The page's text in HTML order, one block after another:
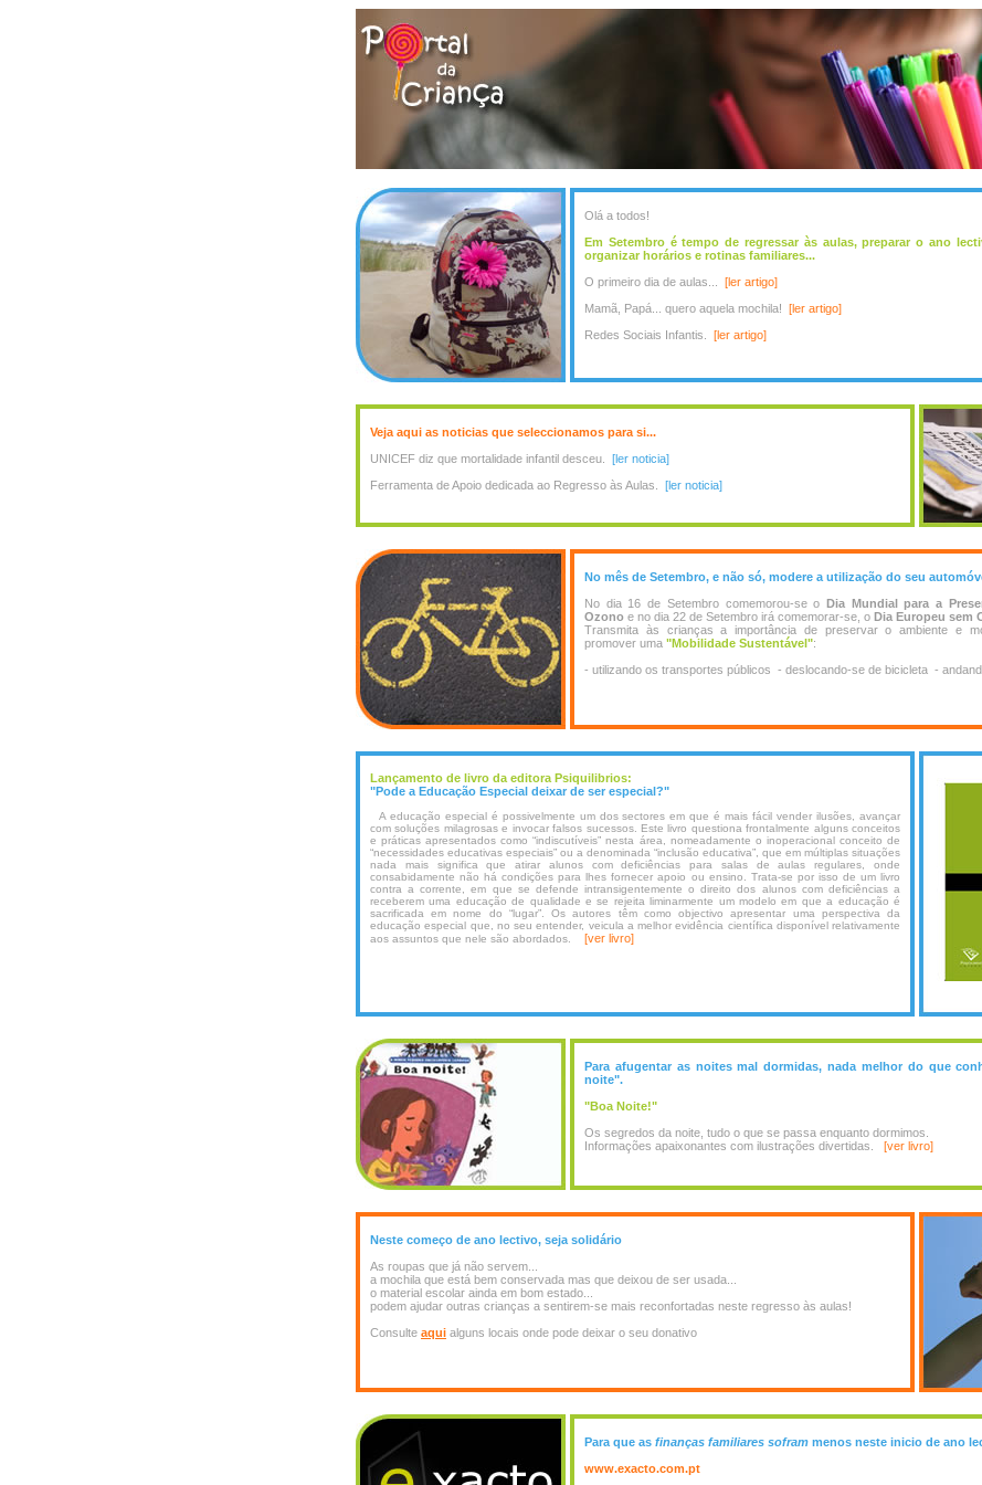
Olá a todos!
Em Setembro é tempo de regressar às aulas, preparar o ano
organizar horários e rotinas familiares...
O primeiro dia de aulas... [ler artigo]
Mamã, Papá... quero aquela mochila! [ler artigo]
Redes Sociais Infantis. [ler artigo]
Veja aqui as noticias que seleccionamos para si...
UNICEF diz que mortalidade infantil desceu. [ler noticia]
Ferramenta de Apoio dedicada ao Regresso às Aulas. [ler noticia]
No mês de Setembro, e não só, modere a utilização do seu
No dia 16 de Setembro comemorou-se o Dia Mundial para a
Ozono e no dia 22 de Setembro irá comemorar-se, o Dia Europeu sem
Transmita às crianças a importância de preservar o ambiente e
promover uma "Mobilidade Sustentável":
- utilizando os transportes públicos - deslocando-se de bicicleta -
Lançamento de livro da editora Psiquilibrios:
"Pode a Educação Especial deixar de ser especial?"
A educação especial é possivelmente um dos sectores em que é mais fácil vender ilusões, avançar
com soluções milagrosas e invocar falsos sucessos. Este livro questiona frontalmente alguns conceitos
e práticas apresentados como “indiscutíveis” nesta área, nomeadamente o inoperacional conceito de
“necessidades educativas especiais” ou a denominada “inclusão educativa”, que em múltiplas situações
nada mais significa que atirar alunos com deficiências para salas de aulas regulares, onde
consabidamente não há condições para lhes fornecer apoio ou ensino. Trata-se por isso de um livro
contra a corrente, em que se defende intransigentemente o direito dos alunos com deficiências a
receberem uma educação de qualidade e se rejeita liminarmente um modelo em que a educação é
sacrificada em nome do “lugar”. Os autores têm como objectivo apresentar uma perspectiva da
educação especial que, no seu entender, veicula a melhor evidência científica disponível relativamente
aos assuntos que nele são abordados. [ver livro]
Para afugentar as noites mal dormidas, nada melhor do que
noite".
"Boa Noite!"
Os segredos da noite, tudo o que se passa enquanto dormimos.
Informações apaixonantes com ilustrações divertidas. [ver livro]
Neste começo de ano lectivo, seja solidário
As roupas que já não servem...
a mochila que está bem conservada mas que deixou de ser usada...
o material escolar ainda em bom estado...
podem ajudar outras crianças a sentirem-se mais reconfortadas neste regresso às aulas!
Consulte aqui alguns locais onde pode deixar o seu donativo
Para que as finanças familiares sofram menos neste inicio de ano
www.exacto.com.pt